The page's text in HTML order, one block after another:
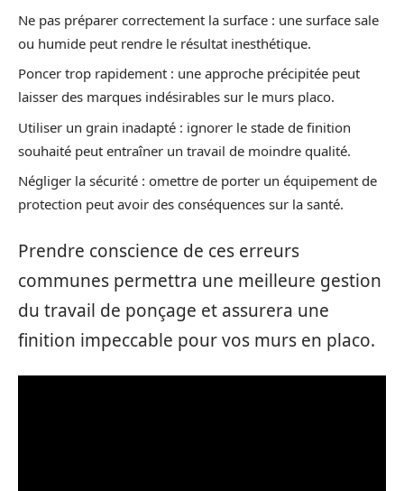
Ne pas préparer correctement la surface : une surface sale
ou humide peut rendre le résultat inesthétique.
Poncer trop rapidement : une approche précipitée peut
laisser des marques indésirables sur le murs placo.
Utiliser un grain inadapté : ignorer le stade de finition
souhaité peut entraîner un travail de moindre qualité.
Négliger la sécurité : omettre de porter un équipement de
protection peut avoir des conséquences sur la santé.
Prendre conscience de ces erreurs
communes permettra une meilleure gestion
du travail de ponçage et assurera une
finition impeccable pour vos murs en placo.